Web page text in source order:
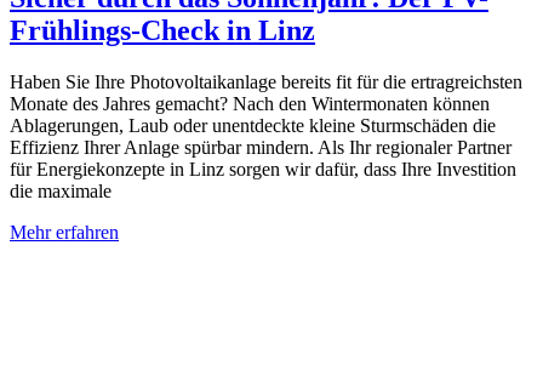
Frühlings-Check in Linz
Haben Sie Ihre Photovoltaikanlage bereits fit für die ertragreichsten
Monate des Jahres gemacht? Nach den Wintermonaten können
Ablagerungen, Laub oder unentdeckte kleine Sturmschäden die
Effizienz Ihrer Anlage spürbar mindern. Als Ihr regionaler Partner
für Energiekonzepte in Linz sorgen wir dafür, dass Ihre Investition
die maximale
Mehr erfahren